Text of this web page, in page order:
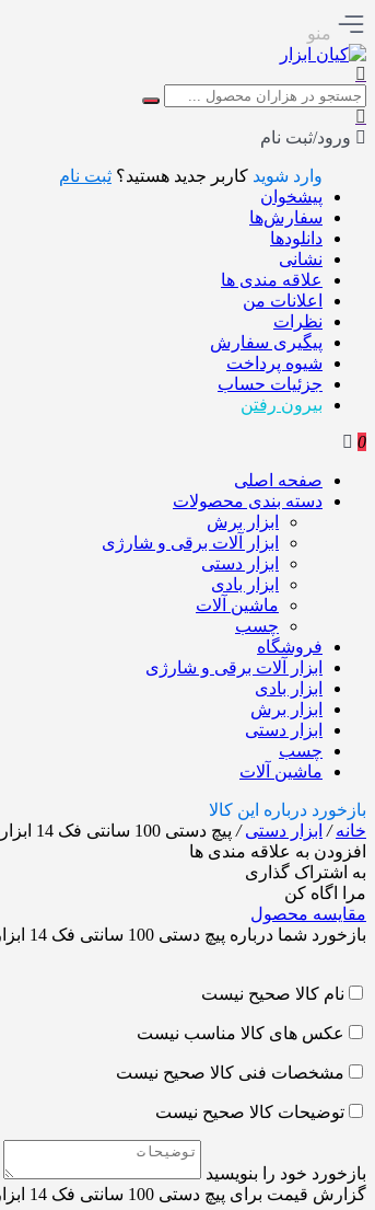
منو
ورود/ثبت نام
وارد شوید کاربر جدید هستید؟ ثبت نام
پیشخوان
سفارش‌ها
دانلودها
نشانی
علاقه مندی ها
اعلانات من
نظرات
پیگیری سفارش
شیوه پرداخت
جزئیات حساب
بیرون رفتن
0
صفحه اصلی
دسته بندی محصولات
ابزار برش
ابزار آلات برقی و شارژی
ابزار دستی
ابزار بادی
ماشین آلات
چسب
فروشگاه
ابزار آلات برقی و شارژی
ابزار بادی
ابزار برش
ابزار دستی
چسب
ماشین آلات
بازخورد درباره این کالا
خانه/ ابزار دستی/ پیچ دستی 100 سانتی فک 14 ابزار گستر
افزودن به علاقه مندی ها
به اشتراک گذاری
مرا اگاه کن
مقایسه محصول
بازخورد شما درباره پیچ دستی 100 سانتی فک 14 ابزار گستر
نام کالا صحیح نیست
عکس های کالا مناسب نیست
مشخصات فنی کالا صحیح نیست
توضیحات کالا صحیح نیست
بازخورد خود را بنویسید
گزارش قیمت برای پیچ دستی 100 سانتی فک 14 ابزار گستر